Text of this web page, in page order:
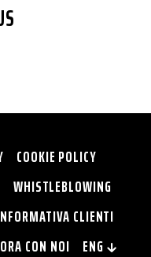
COOKIE POLICY
WHISTLEBLOWING
CLIENTI
CON NOI ENG